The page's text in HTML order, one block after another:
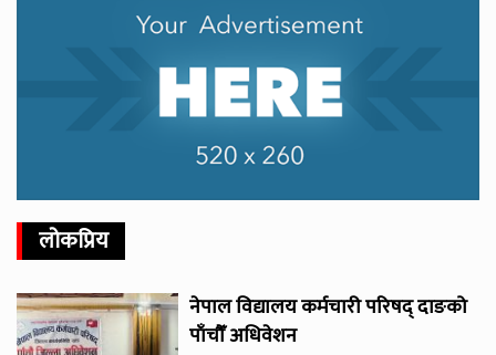
लोकप्रिय
नेपाल विद्यालय कर्मचारी परिषद् दाङको
पाँचौँ अधिवेशन